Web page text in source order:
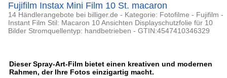
Fujifilm Instax Mini Film 10 St. macaron
14 Händlerangebote bei billiger.de - Kategorie: Fotofilme - Fujifilm -
Instant Film Stil: Macaron 10 Ansichten Displayschutzfolie für 10
Bilder Stromquellentyp: handbetrieben - GTIN:4547410346329
Dieser Spray-Art-Film bietet einen kreativen und modernen
Rahmen, der Ihre Fotos einzigartig macht.